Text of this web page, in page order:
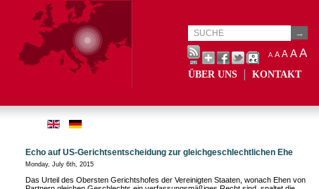
A A A AA
ÜBER UNS KONTAKT
Echo auf US-Gerichtsentscheidung zur gleichgeschlechtlichen Ehe
Monday, July 6th, 2015
Das Urteil des Obersten Gerichtshofes der Vereinigten Staaten, wonach Ehen von